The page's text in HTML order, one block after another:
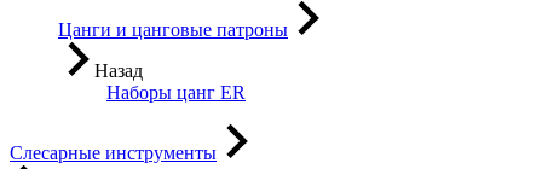
Цанги и цанговые патроны
Назад
Наборы цанг ER
Слесарные инструменты